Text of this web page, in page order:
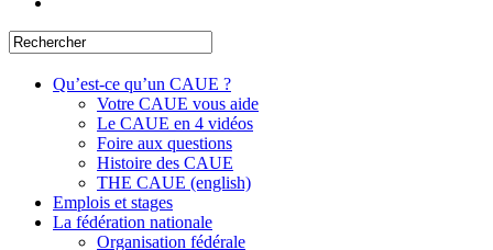
Qu’est-ce qu’un CAUE ?
Votre CAUE vous aide
Le CAUE en 4 vidéos
Foire aux questions
Histoire des CAUE
THE CAUE (english)
Emplois et stages
La fédération nationale
Organisation fédérale